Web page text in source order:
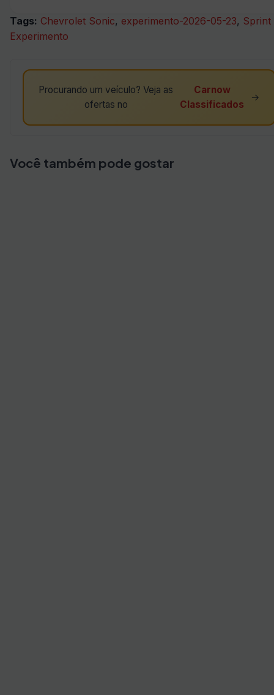
Tags: Chevrolet Sonic, experimento-2026-05-23, Sprint
Experimento
Procurando um veículo? Veja as
ofertas no
Carnow
Classificados
→
Você também pode gostar